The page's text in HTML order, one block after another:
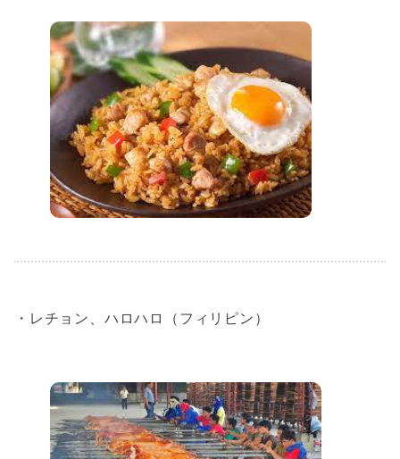
・レチョン、ハロハロ（フィリピン）